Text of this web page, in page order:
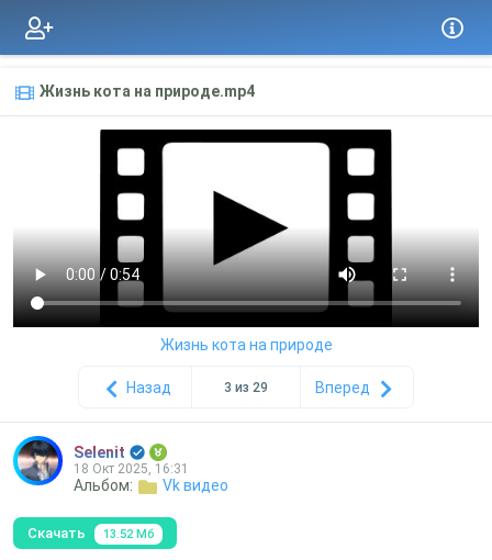
Жизнь кота на природе.mp4
Жизнь кота на природе
Назад 3 из 29 Вперед
Selenit
18 Окт 2025, 16:31
Альбом: Vk видео
Скачать 13.52 Мб